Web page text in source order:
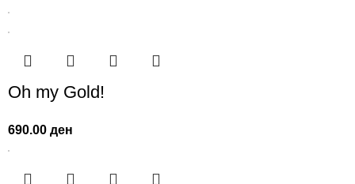
Oh my Gold!
690.00ден